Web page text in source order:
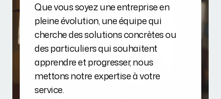
Que vous soyez une entreprise en
pleine évolution, une équipe qui
cherche des solutions concrètes ou
des particuliers qui souhaitent
apprendre et progresser, nous
mettons notre expertise à votre
service.